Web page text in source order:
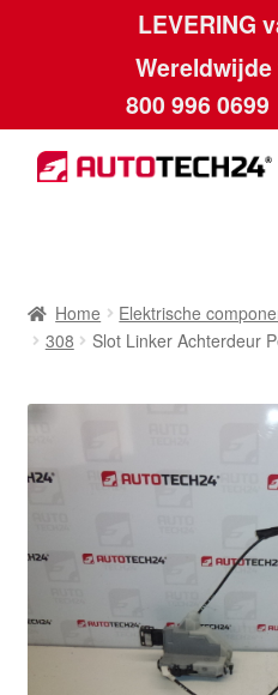
LEVERING
800 996 0699
Ga
door
Ga
naar
Betalingen
Contact
Kassa
Klachten
Klachtenprocedure
Home Elektrische
308
Slot Linker Achterdeur